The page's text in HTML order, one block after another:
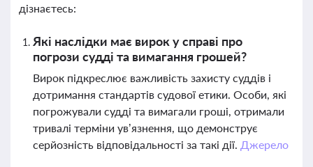
дізнаєтесь:
Які наслідки має вирок у справі про
погрози судді та вимагання грошей?
Вирок підкреслює важливість захисту суддів і
дотримання стандартів судової етики. Особи, які
погрожували судді та вимагали гроші, отримали
тривалі терміни ув’язнення, що демонструє
серйозність відповідальності за такі дії. Джерело